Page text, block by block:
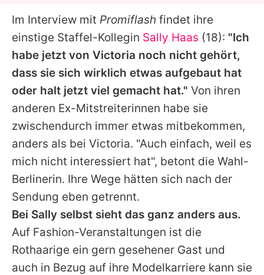
Im Interview mit Promiflash findet ihre
einstige Staffel-Kollegin Sally Haas (18): "Ich
habe jetzt von Victoria noch nicht gehört,
dass sie sich wirklich etwas aufgebaut hat
oder halt jetzt viel gemacht hat." Von ihren
anderen Ex-Mitstreiterinnen habe sie
zwischendurch immer etwas mitbekommen,
anders als bei Victoria. "Auch einfach, weil es
mich nicht interessiert hat", betont die Wahl-
Berlinerin. Ihre Wege hätten sich nach der
Sendung eben getrennt.
Bei Sally selbst sieht das ganz anders aus.
Auf Fashion-Veranstaltungen ist die
Rothaarige ein gern gesehener Gast und
auch in Bezug auf ihre Modelkarriere kann sie